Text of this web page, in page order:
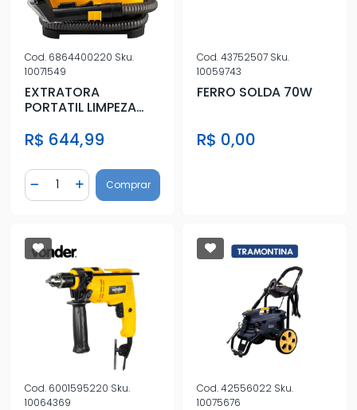
Cod. 6864400220 Sku.
10071549
EXTRATORA
PORTATIL LIMPEZA
R$ 644,99
Diminuir Quantidade
Quantidade
Adicionar Quantidade
Comprar
Cod.43752507 Sku.
10059743
FERRO SOLDA 70W
R$ 0,00
Cod. 6001595220 Sku.
10064369
Cod.42556022 Sku.
10075676